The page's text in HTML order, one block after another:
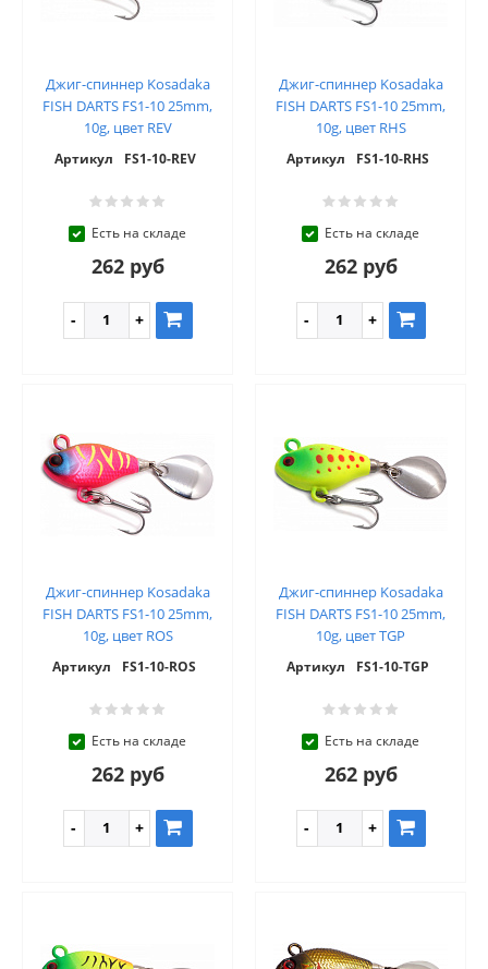
Джиг-спиннер Kosadaka
FISH DARTS FS1-10 25mm,
10g, цвет REV
Артикул FS1-10-REV
Есть на складе
262 руб
Джиг-спиннер Kosadaka
FISH DARTS FS1-10 25mm,
10g, цвет RHS
Артикул FS1-10-RHS
Есть на складе
262 руб
Джиг-спиннер Kosadaka
FISH DARTS FS1-10 25mm,
10g, цвет ROS
Артикул FS1-10-ROS
Есть на складе
262 руб
Джиг-спиннер Kosadaka
FISH DARTS FS1-10 25mm,
10g, цвет TGP
Артикул FS1-10-TGP
Есть на складе
262 руб